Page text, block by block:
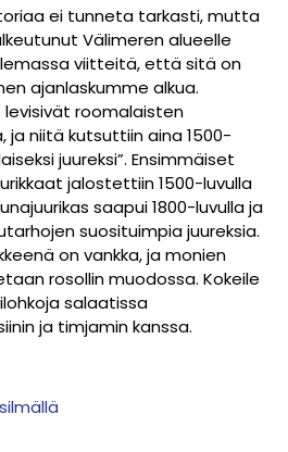
ei tunneta tarkasti, mutta
Välimeren alueelle
viitteitä, että sitä on
ajanlaskumme alkua.
levisivät roomalaisten
ja niitä kutsuttiin aina 1500-
juureksi”. Ensimmäiset
jalostettiin 1500-luvulla
saapui 1800-luvulla ja
suosituimpia juureksia.
on vankka, ja monien
rosollin muodossa. Kokeile
salaatissa
ja timjamin kanssa.